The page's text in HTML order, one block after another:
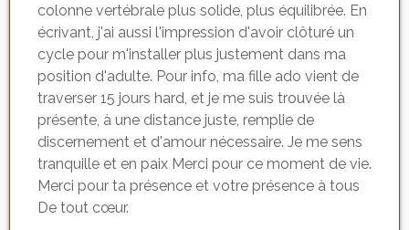
colonne vertébrale plus solide, plus équilibrée. En
écrivant, j'ai aussi l'impression d'avoir clôturé un
cycle pour m'installer plus justement dans ma
position d'adulte. Pour info, ma fille ado vient de
traverser 15 jours hard, et je me suis trouvée là
présente, à une distance juste, remplie de
discernement et d'amour nécessaire. Je me sens
tranquille et en paix Merci pour ce moment de vie.
Merci pour ta présence et votre présence à tous
De tout cœur.